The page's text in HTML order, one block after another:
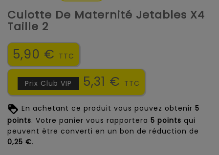
Culotte De Maternité Jetables X4
Taille 2
5,90 € TTC
Prix Club VIP 5,31 € TTC
En achetant ce produit vous pouvez obtenir 5
points. Votre panier vous rapportera 5 points qui
peuvent être converti en un bon de réduction de
0,25 €.